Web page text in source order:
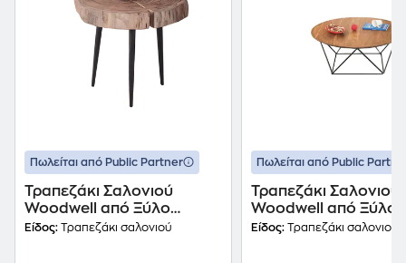
Πωλείται από Public Partner
Τραπεζάκι Σαλονιού
Woodwell από Ξύλο
Ακακίας C11085
Είδος: Τραπεζάκι σαλονιού
Πωλείται από Public
Τραπεζάκι Σαλονιού
Woodwell από Ξύλο
Ακακίας C36997
Είδος: Τραπεζάκι σαλονιού